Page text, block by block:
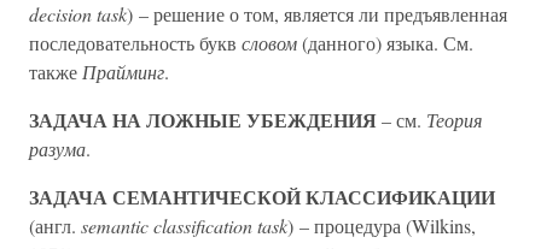
decision task) – решение о том, является ли предъявленная
последовательность букв словом(данного) языка. См.
также Прайминг.
ЗАДАЧА НА ЛОЖНЫЕ УБЕЖДЕНИЯ– см. Теория
разума.
ЗАДАЧА СЕМАНТИЧЕСКОЙ КЛАССИФИКАЦИИ
(англ. semantic classification task) – процедура (Wilkins,